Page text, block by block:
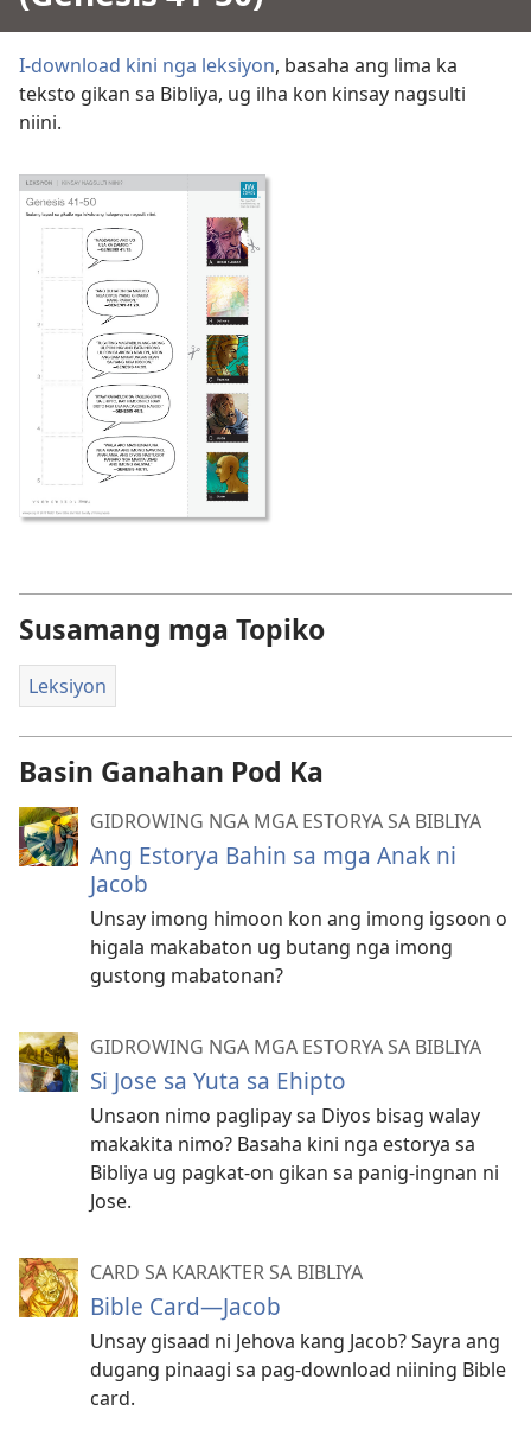
I-download kini nga leksiyon, basaha ang lima ka
teksto gikan sa Bibliya, ug ilha kon kinsay nagsulti
niini.
Susamang mga Topiko
Leksiyon
Basin Ganahan Pod Ka
GIDROWING NGA MGA ESTORYA SA BIBLIYA
Ang Estorya Bahin sa mga Anak ni
Jacob
Unsay imong himoon kon ang imong igsoon o
higala makabaton ug butang nga imong
gustong mabatonan?
GIDROWING NGA MGA ESTORYA SA BIBLIYA
Si Jose sa Yuta sa Ehipto
Unsaon nimo paglipay sa Diyos bisag walay
makakita nimo? Basaha kini nga estorya sa
Bibliya ug pagkat-on gikan sa panig-ingnan ni
Jose.
CARD SA KARAKTER SA BIBLIYA
Bible Card—Jacob
Unsay gisaad ni Jehova kang Jacob? Sayra ang
dugang pinaagi sa pag-download niining Bible
card.